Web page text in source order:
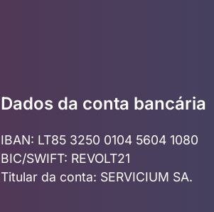
Dados da conta bancária
IBAN: LT85 3250 0104 5604 1080
BIC/SWIFT: REVOLT21
Titular da conta: SERVICIUM SA.